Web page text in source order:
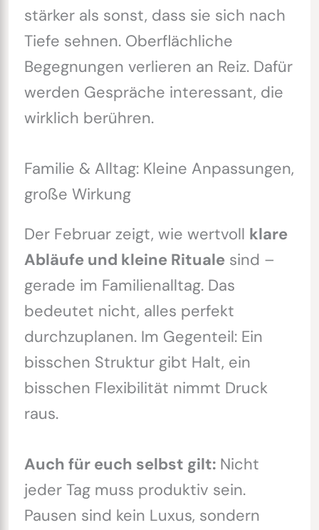
stärker als sonst, dass sie sich nach
Tiefe sehnen. Oberflächliche
Begegnungen verlieren an Reiz. Dafür
werden Gespräche interessant, die
wirklich berühren.
Familie & Alltag: Kleine Anpassungen,
große Wirkung
Der Februar zeigt, wie wertvoll klare
Abläufe und kleine Ritualesind –
gerade im Familienalltag. Das
bedeutet nicht, alles perfekt
durchzuplanen. Im Gegenteil: Ein
bisschen Struktur gibt Halt, ein
bisschen Flexibilität nimmt Druck
raus.
Auch für euch selbst gilt: Nicht
jeder Tag muss produktiv sein.
Pausen sind kein Luxus, sondern